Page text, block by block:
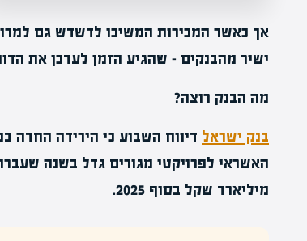
אך כאשר המכירות המשיכו לדשדש גם
ישיר מהבנקים – שהגיע הזמן לעדכן את
מה הבנק רוצה?
בנק ישראל דיווח השבוע כי הירידה החדה
מיליארד שקל בסוף 2025.